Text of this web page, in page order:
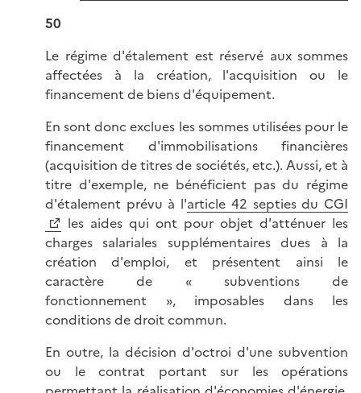
50
Le régime d'étalement est réservé aux sommes
affectées à la création, l'acquisition ou le
financement de biens d'équipement.
En sont donc exclues les sommes utilisées pour le
financement d'immobilisations financières
(acquisition de titres de sociétés, etc.). Aussi, et à
titre d'exemple, ne bénéficient pas du régime
d'étalement prévu à l'article 42 septies du CGI
les aides qui ont pour objet d'atténuer les
charges salariales supplémentaires dues à la
création d'emploi, et présentent ainsi le
caractère de « subventions de
fonctionnement », imposables dans les
conditions de droit commun.
En outre, la décision d'octroi d'une subvention
ou le contrat portant sur les opérations